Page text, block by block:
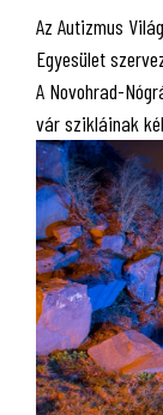
Az Autizmus
Egyesület
A Novohrad-
vár szikláinak